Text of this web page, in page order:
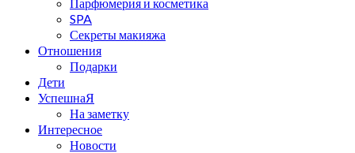
SPA
Секреты макияжа
Отношения
Подарки
Дети
УспешнаЯ
На заметку
Интересное
Новости